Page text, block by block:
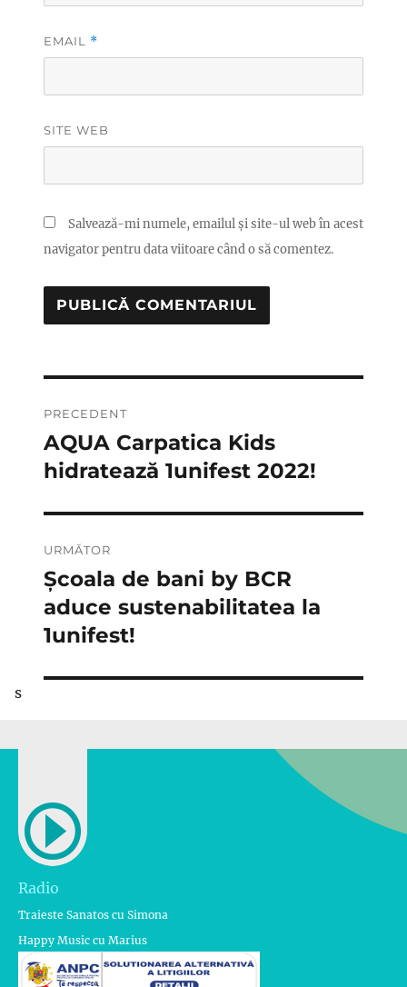
EMAIL *
SITE WEB
Salvează-mi numele, emailul și site-ul web în acest
navigator pentru data viitoare când o să comentez.
în
articole
PRECEDENT
Articolul
anterior:
AQUA Carpatica Kids
hidratează 1unifest 2022!
URMĂTOR
Articolul
următor:
Școala de bani by BCR
aduce sustenabilitatea la
1unifest!
s
Radio
Traieste Sanatos cu Simona
Happy Music cu Marius